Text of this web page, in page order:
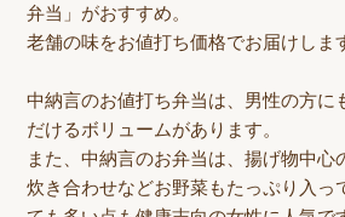
弁当」がおすすめ。
老舗の味をお値打ち価格でお届けしま
中納言のお値打ち弁当は、男性の方に
だけるボリュームがあります。
また、中納言のお弁当は、揚げ物中心
炊き合わせなどお野菜もたっぷり入っ